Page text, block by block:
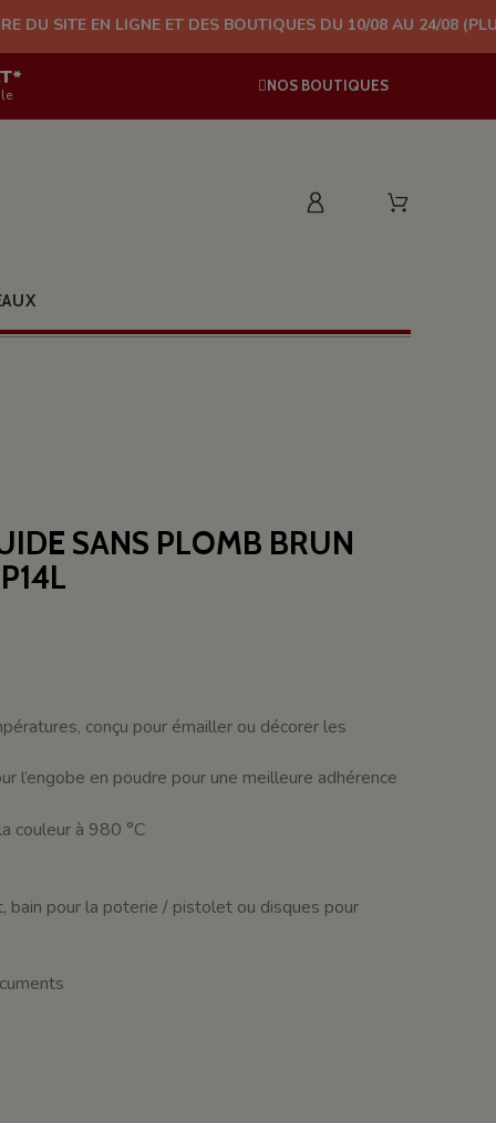
ET DES BOUTIQUES DU 10/08 AU 24/08 (PLUS
NOS BOUTIQUES
SANS PLOMB BRUN
conçu pour émailler ou décorer les
l’engobe en poudre pour une meilleure adhérence
couleur à 980 °C
bain pour la poterie / pistolet ou disques pour